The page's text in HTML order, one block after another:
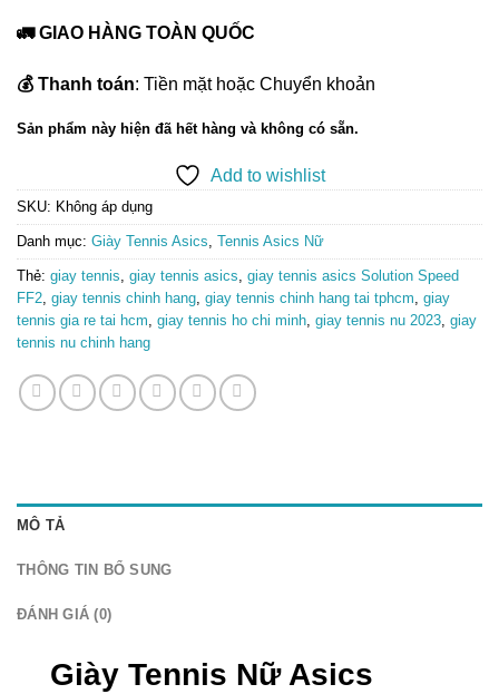
🚛 GIAO HÀNG TOÀN QUỐC
💰 Thanh toán: Tiền mặt hoặc Chuyển khoản
Sản phẩm này hiện đã hết hàng và không có sẵn.
Add to wishlist
SKU: Không áp dụng
Danh mục: Giày Tennis Asics, Tennis Asics Nữ
Thẻ: giay tennis, giay tennis asics, giay tennis asics Solution Speed
FF2, giay tennis chinh hang, giay tennis chinh hang tai tphcm, giay
tennis gia re tai hcm, giay tennis ho chi minh, giay tennis nu 2023, giay
tennis nu chinh hang
MÔ TẢ
THÔNG TIN BỔ SUNG
ĐÁNH GIÁ (0)
Giày Tennis Nữ Asics